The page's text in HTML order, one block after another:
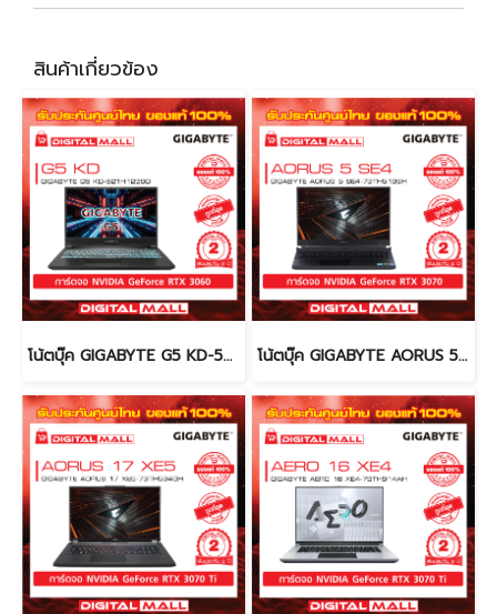
สินค้าเกี่ยวข้อง
โน้ตบุ๊ค GIGABYTE G5 KD-52TH123SO (Notebook) โน้ตบุ๊ค GIGABYTE AORUS 5 SE4-73TH513SH (Notebook)